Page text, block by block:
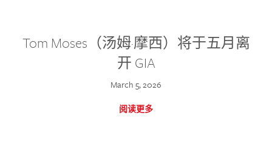
Tom Moses（汤姆·摩西）将于五月离
开 GIA
March 5, 2026
阅读更多